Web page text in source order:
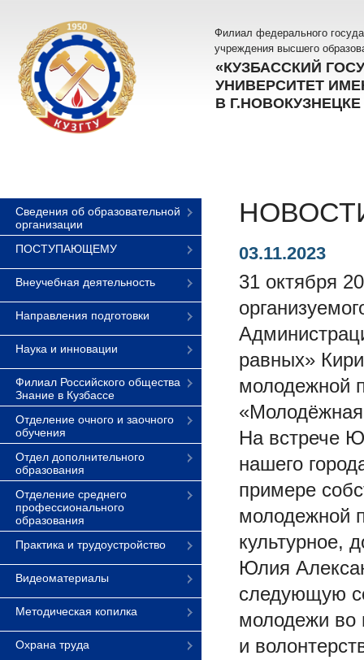
Филиал федерального
учреждения высшего
«КУЗБАССКИЙ
УНИВЕРСИТЕТ
В Г.НОВОКУЗНЕЦКЕ
Сведения об образовательной
организации
ПОСТУПАЮЩЕМУ
Внеучебная деятельность
Направления подготовки
Наука и инновации
Филиал Российского общества
Знание в Кузбассе
Отделение очного и заочного
обучения
Отдел дополнительного
образования
Отделение среднего
профессионального
образования
Практика и трудоустройство
Видеоматериалы
Методическая копилка
Охрана труда
03.11.2023
31 октября
равных»
молодежной
«Молодёжная
На встрече
нашего
примере
молодежной
культурное,
Юлия
следующую
молодежи во
и